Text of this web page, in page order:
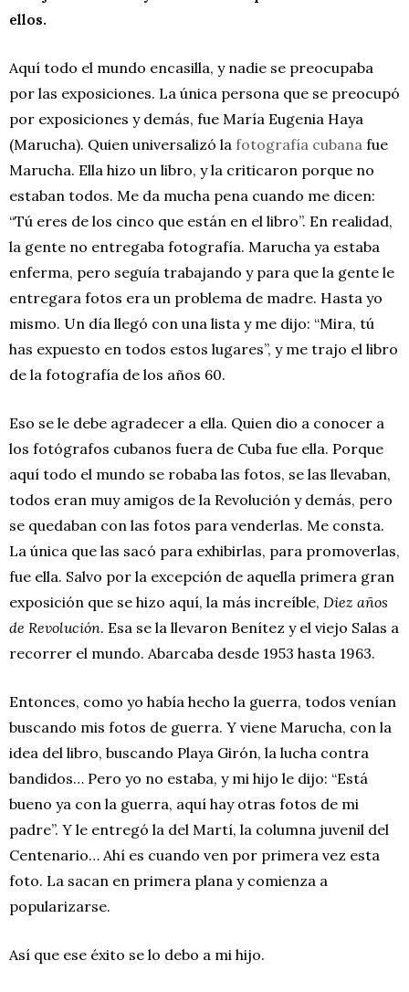
ellos.
Aquí todo el mundo encasilla, y nadie se preocupaba
por las exposiciones. La única persona que se preocupó
por exposiciones y demás, fue María Eugenia Haya
(Marucha). Quien universalizó la fotografía cubana fue
Marucha. Ella hizo un libro, y la criticaron porque no
estaban todos. Me da mucha pena cuando me dicen:
“Tú eres de los cinco que están en el libro”. En realidad,
la gente no entregaba fotografía. Marucha ya estaba
enferma, pero seguía trabajando y para que la gente le
entregara fotos era un problema de madre. Hasta yo
mismo. Un día llegó con una lista y me dijo: “Mira, tú
has expuesto en todos estos lugares”, y me trajo el libro
de la fotografía de los años 60.
Eso se le debe agradecer a ella. Quien dio a conocer a
los fotógrafos cubanos fuera de Cuba fue ella. Porque
aquí todo el mundo se robaba las fotos, se las llevaban,
todos eran muy amigos de la Revolución y demás, pero
se quedaban con las fotos para venderlas. Me consta.
La única que las sacó para exhibirlas, para promoverlas,
fue ella. Salvo por la excepción de aquella primera gran
exposición que se hizo aquí, la más increíble, Diez años
de Revolución. Esa se la llevaron Benítez y el viejo Salas a
recorrer el mundo. Abarcaba desde 1953 hasta 1963.
Entonces, como yo había hecho la guerra, todos venían
buscando mis fotos de guerra. Y viene Marucha, con la
idea del libro, buscando Playa Girón, la lucha contra
bandidos… Pero yo no estaba, y mi hijo le dijo: “Está
bueno ya con la guerra, aquí hay otras fotos de mi
padre”. Y le entregó la del Martí, la columna juvenil del
Centenario… Ahí es cuando ven por primera vez esta
foto. La sacan en primera plana y comienza a
popularizarse.
Así que ese éxito se lo debo a mi hijo.